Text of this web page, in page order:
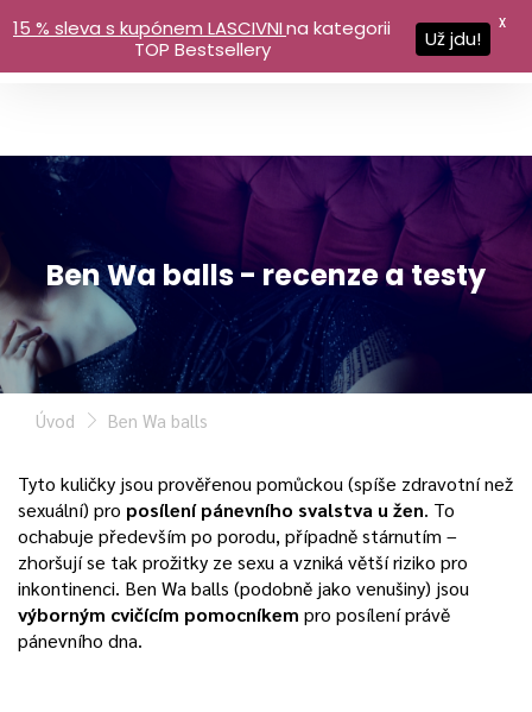
Ben Wa balls - recenze a testy
Úvod Ben Wa balls
Tyto kuličky jsou prověřenou pomůckou (spíše zdravotní než
sexuální) pro posílení pánevního svalstva u žen. To
ochabuje především po porodu, případně stárnutím –
zhoršují se tak prožitky ze sexu a vzniká větší riziko pro
inkontinenci. Ben Wa balls (podobně jako venušiny) jsou
výborným cvičícím pomocníkem pro posílení právě
pánevního dna.
15 % sleva s kupónem LASCIVNIna kategorii
TOP Bestsellery
Už jdu!
X